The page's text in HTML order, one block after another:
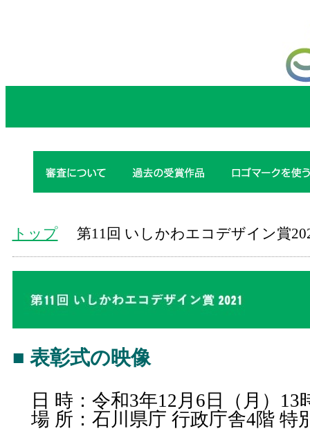
トップ 第11回 いしかわエコデザイン賞
■ 表彰式の映像
日 時：令和3年12月6日（月）13
場 所：石川県庁 行政庁舎4階 特